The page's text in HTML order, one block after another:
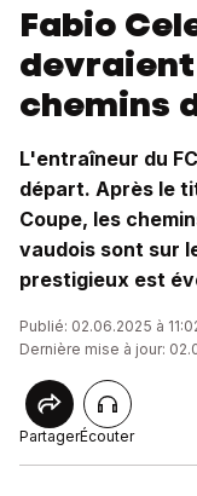
Fabio
chemins
L'entraîneur du
départ. Après le
Coupe, les
vaudois sont sur
prestigieux est
Publié: 02.06.2025 à
Dernière mise à jour:
PartagerÉcouter